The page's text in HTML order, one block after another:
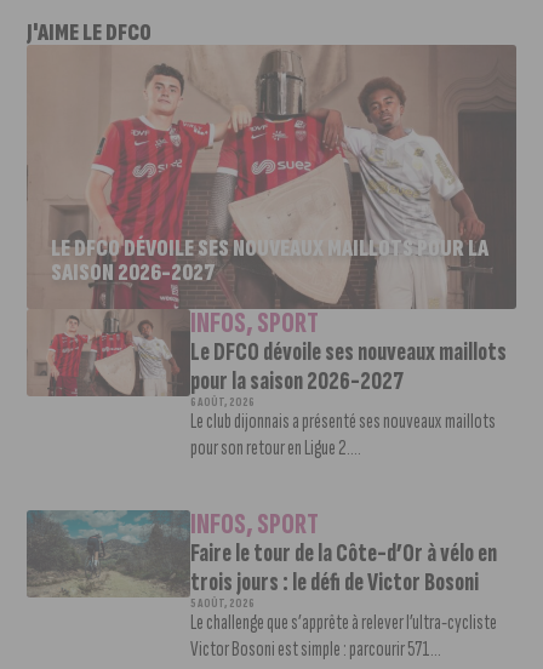
J'AIME LE DFCO
LE DFCO DÉVOILE SES NOUVEAUX MAILLOTS POUR LA
SAISON 2026-2027
INFOS,SPORT
Le DFCO dévoile ses nouveaux maillots
pour la saison 2026-2027
6 AOÛT, 2026
Le club dijonnais a présenté ses nouveaux maillots
pour son retour en Ligue 2....
INFOS,SPORT
Faire le tour de la Côte-d’Or à vélo en
trois jours : le défi de Victor Bosoni
5 AOÛT, 2026
Le challenge que s’apprête à relever l’ultra-cycliste
Victor Bosoni est simple : parcourir 571...